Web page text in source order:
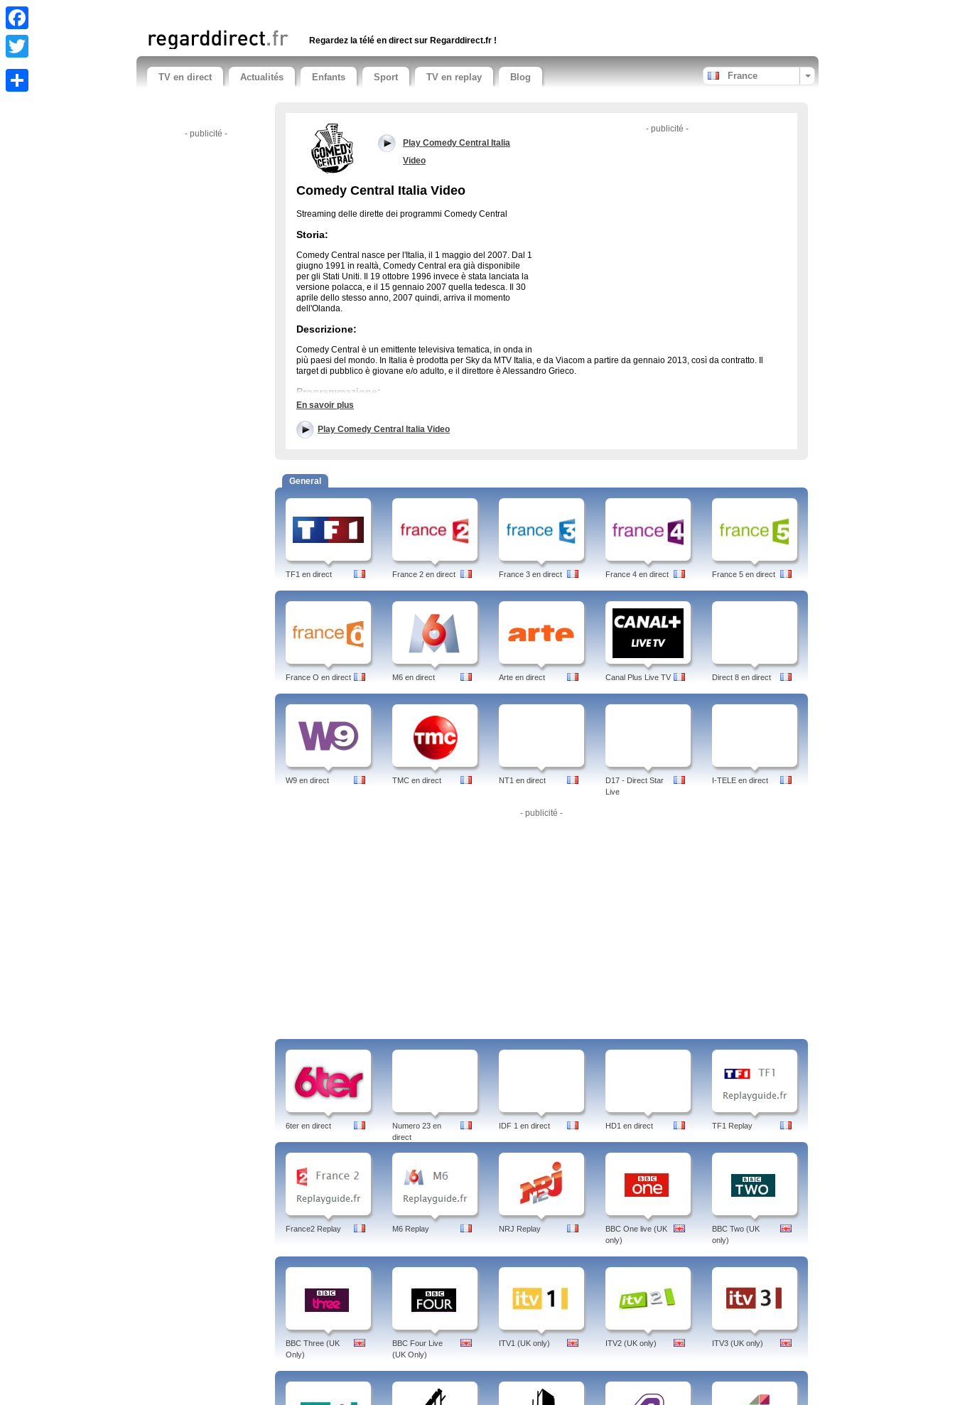
Facebook
Twitter
Regardez la télé en direct sur Regarddirect.fr !
TV en direct Actualités Enfants Sport TV en replay Blog France
- publicité -
- publicité -
Play Comedy Central Italia
Video
Comedy Central Italia Video
Streaming delle dirette dei programmi Comedy Central
Storia:
Comedy Central nasce per l'Italia, il 1 maggio del 2007. Dal 1
giugno 1991 in realtà, Comedy Central era già disponibile
per gli Stati Uniti. Il 19 ottobre 1996 invece è stata lanciata la
versione polacca, e il 15 gennaio 2007 quella tedesca. Il 30
aprile dello stesso anno, 2007 quindi, arriva il momento
dell'Olanda.
Descrizione:
Comedy Central è un emittente televisiva tematica, in onda in
più paesi del mondo. In Italia è prodotta per Sky da MTV Italia, e da Viacom a partire da gennaio 2013, così da contratto. Il
target di pubblico è giovane e/o adulto, e il direttore è Alessandro Grieco.
Programmazione:
Happy Daysè una commedia statunitense di gran successo, andata in onda negli Stati Uniti per la prima volta nel gennaio
1974. L'ambientazione temporale e sociale, è quella dello standard americano a cavallo tra gli anni cinquanta e sessanta. La
famiglia protagonista delle tante vicende di Happy days vive a Milwaukee. Ricordate la famiglia Cunningham, vero?
South Park, sulle Montagne Rocciose in Colorado. Satira, politica, attualità made in USA si fondono, per dare spazio a puntate
piccanti ed esilaranti, tanto da costringere Italia Uno a optare per una traduzione ai fini del doppiaggio, non propriamente
Altri Programmi:
Ugly Betty, Lo Zoo di 105, Candy Candid, Love Bugs, Vita da Strega, Reno 911!
En savoir plus
Play Comedy Central Italia Video
General
TF1 en direct France 2 en direct France 3 en direct France 4 en direct France 5 en direct
France O en direct M6 en direct Arte en direct Canal Plus Live TV Direct 8 en direct
W9 en direct TMC en direct NT1 en direct
D17 - Direct Star
Live
I-TELE en direct
- publicité -
6ter en direct
Numero 23 en
direct
IDF 1 en direct HD1 en direct TF1 Replay
France2 Replay M6 Replay NRJ Replay
BBC One live (UK
only)
BBC Two (UK
only)
BBC Three (UK
Only)
BBC Four Live
(UK Only)
ITV1 (UK only) ITV2 (UK only) ITV3 (UK only)